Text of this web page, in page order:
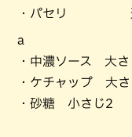
・パセリ 適量
a
・中濃ソース 大さ
・ケチャップ 大
・砂糖 小さじ2